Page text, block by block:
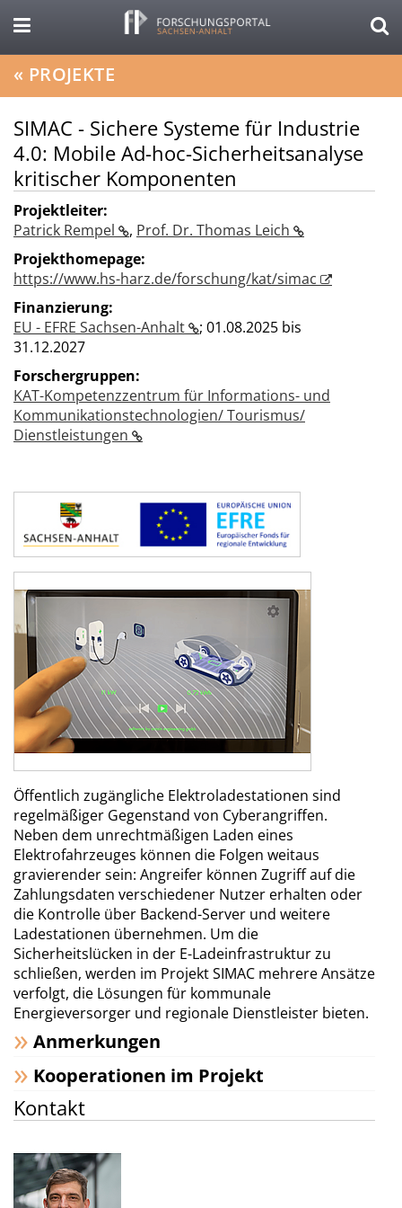
« PROJEKTE
SIMAC - Sichere Systeme für Industrie
4.0: Mobile Ad-hoc-Sicherheitsanalyse
kritischer Komponenten
Projektleiter:
Patrick Rempel
, Prof. Dr. Thomas Leich
Projekthomepage:
https://www.hs-harz.de/forschung/kat/simac
Finanzierung:
EU - EFRE Sachsen-Anhalt
; 01.08.2025 bis
31.12.2027
Forschergruppen:
KAT-Kompetenzzentrum für Informations- und
Kommunikationstechnologien/ Tourismus/
Dienstleistungen
Öffentlich zugängliche Elektroladestationen sind
regelmäßiger Gegenstand von Cyberangriffen.
Neben dem unrechtmäßigen Laden eines
Elektrofahrzeuges können die Folgen weitaus
gravierender sein: Angreifer können Zugriff auf die
Zahlungsdaten verschiedener Nutzer erhalten oder
die Kontrolle über Backend-Server und weitere
Ladestationen übernehmen. Um die
Sicherheitslücken in der E-Ladeinfrastruktur zu
schließen, werden im Projekt SIMAC mehrere Ansätze
verfolgt, die Lösungen für kommunale
Energieversorger und regionale Dienstleister bieten.
Anmerkungen
Kooperationen im Projekt
Kontakt